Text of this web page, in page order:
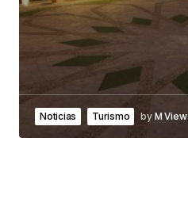
Noticias Turismo byM View